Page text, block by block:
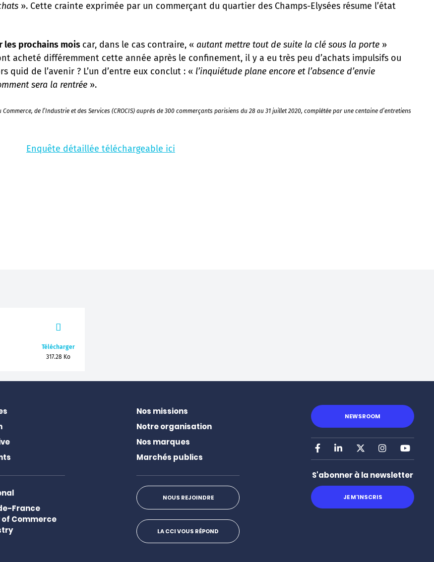
». Cette crainte exprimée par un commerçant du quartier des Champs-Elysées résume l’état
les prochains mois car, dans le cas contraire, « autant mettre tout de suite la clé sous la porte »
acheté différemment cette année après le confinement, il y a eu très peu d’achats impulsifs ou
quid de l’avenir ? L’un d’entre eux conclut : « l’inquiétude plane encore et l’absence d’envie
sera la rentrée ».
de l’Industrie et des Services (CROCIS) auprès de 300 commerçants parisiens du 28 au 31 juillet 2020, complétée par une centaine d’entretiens
Enquête détaillée téléchargeable ici
Télécharger
317.28 Ko
France
of Commerce
Nos missions
Notre organisation
Nos marques
Marchés publics
NOUS REJOINDRE
LA CCI VOUS RÉPOND
NEWSROOM
Facebook
LinkedIn Instagram
S'abonner à la newsletter
JE M'INSCRIS